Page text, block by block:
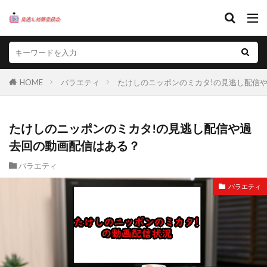
HOME バラエティ たけしのニッポンのミカタ!の見逃し配信
たけしのニッポンのミカタ!の見逃し配信や過
去回の動画配信はある？
バラエティ
バラエティ